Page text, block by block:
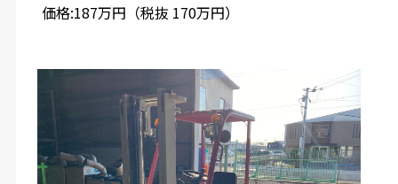
価格:187万円（税抜 170万円）